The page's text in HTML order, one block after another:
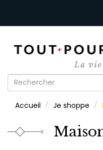
Formulaire
recherche
Accueil Je shoppe